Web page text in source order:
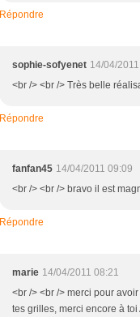
Répondre
sophie-sofyenet 14/04/
<br /> <br /> Très belle
Répondre
fanfan45 14/04/2011 09:09
<br /> <br /> bravo il est
Répondre
marie 14/04/2011 08:21
<br /> <br /> merci pour
tes grilles, merci encore à toi